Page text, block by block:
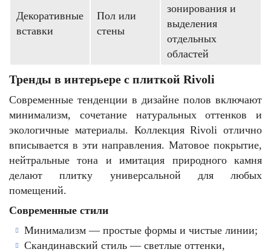
Декоративные
вставки
Пол или
стены
зонирования и
выделения
отдельных
областей
Тренды в интерьере с плиткой Rivoli
Современные тенденции в дизайне полов включают
минимализм, сочетание натуральных оттенков и
экологичные материалы. Коллекция Rivoli отлично
вписывается в эти направления. Матовое покрытие,
нейтральные тона и имитация природного камня
делают плитку универсальной для любых
помещений.
Современные стили
Минимализм — простые формы и чистые линии;
Скандинавский стиль — светлые оттенки,